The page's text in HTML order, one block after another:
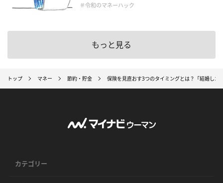
＃令和のマネーハック
もっと見る
トップ マネー 節約・貯金 保険を見直おす3つのタイミングとは？「結婚した
カテゴリー